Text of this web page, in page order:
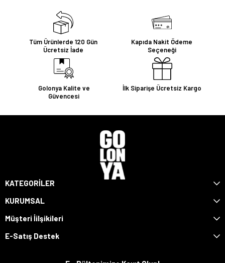
Tüm Ürünlerde 120 Gün
Ücretsiz İade
Kapıda Nakit Ödeme
Seçeneği
Golonya Kalite ve
Güvencesi
İlk Siparişe Ücretsiz Kargo
KATEGORİLER
KURUMSAL
Müşteri İilşikileri
E-Satış Destek